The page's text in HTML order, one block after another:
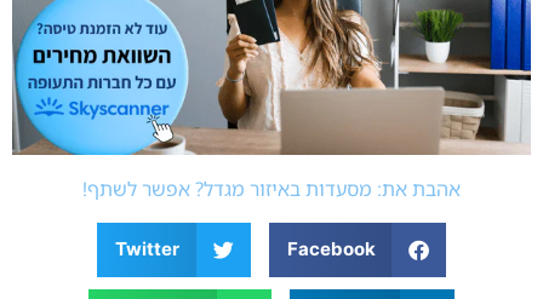
אהבת את: מסעדות באיזור מגדל? אפשר לשתף!
Facebook
Twitter